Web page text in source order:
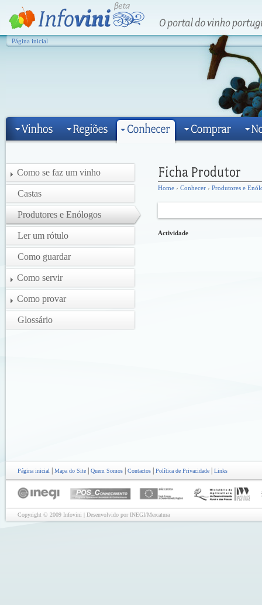
Página inicial
Como se faz um vinho
Castas
Produtores e Enólogos
Ler um rótulo
Como guardar
Como servir
Como provar
Glossário
Home › Conhecer › Produtores e
Actividade
Página inicial Mapa do Site Quem Somos Contactos Política de Privacidade Links
Copyright © 2009 Infovini | Desenvolvido por INEGI/Mercatura